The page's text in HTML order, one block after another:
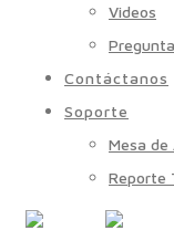
Videos
Contáctanos
Soporte
Mesa de
Reporte